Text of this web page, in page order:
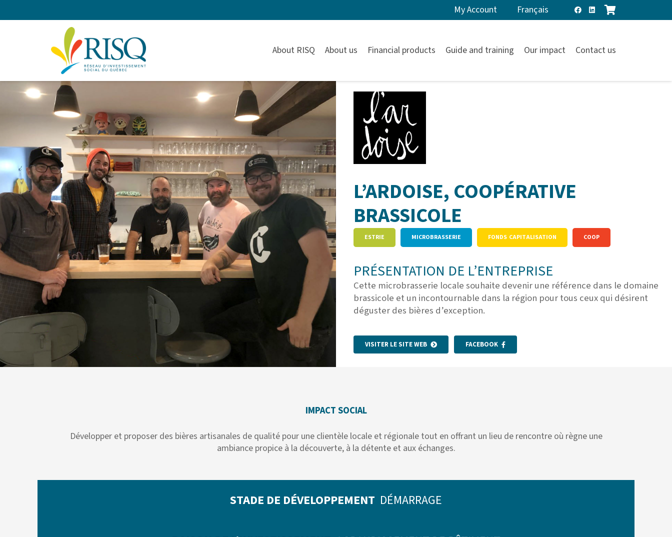
My Account Français
About RISQ About us Financial products Guide and training Our impact Contact us
L’ARDOISE, COOPÉRATIVE
BRASSICOLE
ESTRIE MICROBRASSERIE FONDS CAPITALISATION COOP
PRÉSENTATION DE L’ENTREPRISE
Cette microbrasserie locale souhaite devenir une référence dans le domaine
brassicole et un incontournable dans la région pour tous ceux qui désirent
déguster des bières d’exception.
VISITER LE SITE WEB FACEBOOK
IMPACT SOCIAL
Développer et proposer des bières artisanales de qualité pour une clientèle locale et régionale tout en offrant un lieu de rencontre où règne une
ambiance propice à la découverte, à la détente et aux échanges.
STADE DE DÉVELOPPEMENT DÉMARRAGE